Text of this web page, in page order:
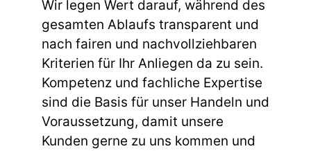
Wir legen Wert darauf, während des
gesamten Ablaufs transparent und
nach fairen und nachvollziehbaren
Kriterien für Ihr Anliegen da zu sein.
Kompetenz und fachliche Expertise
sind die Basis für unser Handeln und
Voraussetzung, damit unsere
Kunden gerne zu uns kommen und